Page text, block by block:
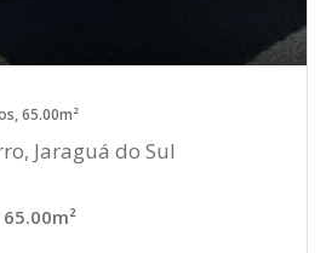
65.00m²
Jaraguá do Sul